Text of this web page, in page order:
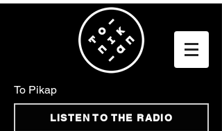
To Pikap
LISTEN TO THE RADIO